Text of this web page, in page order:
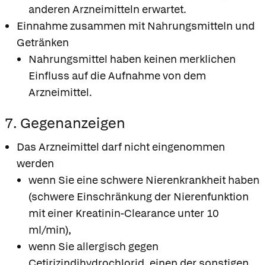
anderen Arzneimitteln erwartet.
Einnahme zusammen mit Nahrungsmitteln und
Getränken
Nahrungsmittel haben keinen merklichen
Einfluss auf die Aufnahme von dem
Arzneimittel.
7. Gegenanzeigen
Das Arzneimittel darf nicht eingenommen
werden
wenn Sie eine schwere Nierenkrankheit haben
(schwere Einschränkung der Nierenfunktion
mit einer Kreatinin-Clearance unter 10
ml/min),
wenn Sie allergisch gegen